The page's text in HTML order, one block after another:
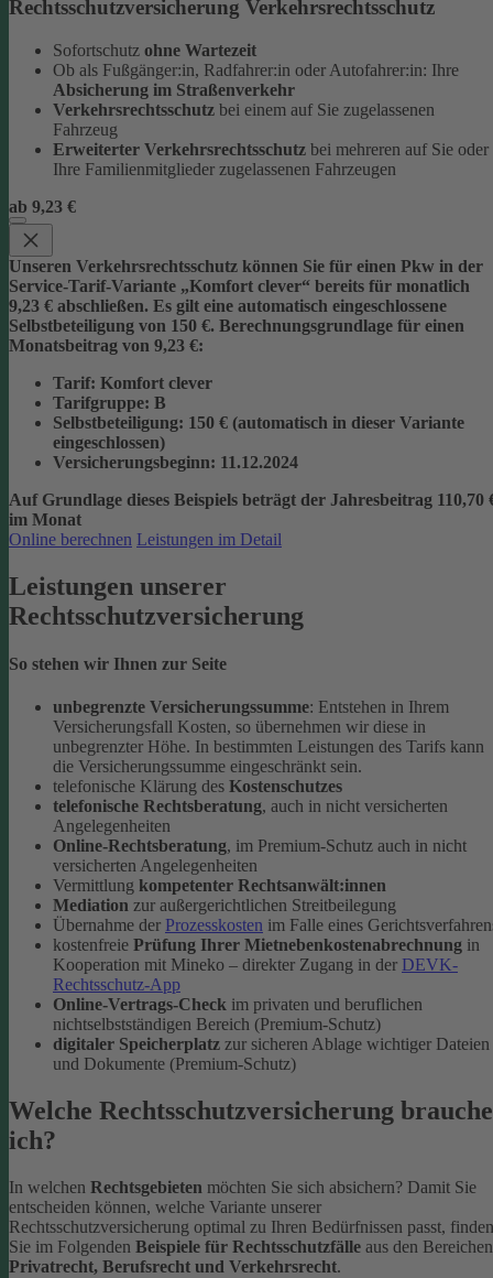
Rechtsschutzversicherung Verkehrsrechtsschutz
Sofortschutz ohne Wartezeit
Ob als Fußgänger:in, Radfahrer:in oder Autofahrer:in: Ihre
Absicherung im Straßenverkehr
Verkehrsrechtsschutz bei einem auf Sie zugelassenen
Fahrzeug
Erweiterter Verkehrsrechtsschutz bei mehreren auf Sie oder
Ihre Familienmitglieder zugelassenen Fahrzeugen
ab 9,23 €
Unseren Verkehrsrechtsschutz können Sie für einen Pkw in der
Service-Tarif-Variante „Komfort clever“ bereits für monatlich
9,23 € abschließen. Es gilt eine automatisch eingeschlossene
Selbstbeteiligung von 150 €. Berechnungsgrundlage für einen
Monatsbeitrag von 9,23 €:
Tarif: Komfort clever
Tarifgruppe: B
Selbstbeteiligung: 150 € (automatisch in dieser Variante
eingeschlossen)
Versicherungsbeginn: 11.12.2024
Auf Grundlage dieses Beispiels beträgt der Jahresbeitrag 110,70
im Monat
Online berechnen Leistungen im Detail
Leistungen unserer
Rechtsschutzversicherung
So stehen wir Ihnen zur Seite
unbegrenzte Versicherungssumme: Entstehen in Ihrem
Versicherungsfall Kosten, so übernehmen wir diese in
unbegrenzter Höhe. In bestimmten Leistungen des Tarifs kann
die Versicherungssumme eingeschränkt sein.
telefonische Klärung des Kostenschutzes
telefonische Rechtsberatung, auch in nicht versicherten
Angelegenheiten
Online-Rechtsberatung, im Premium-Schutz auch in nicht
versicherten Angelegenheiten
Vermittlung kompetenter Rechtsanwält:innen
Mediation zur außergerichtlichen Streitbeilegung
Übernahme der Prozesskosten im Falle eines
kostenfreie Prüfung Ihrer Mietnebenkostenabrechnung in
Kooperation mit Mineko – direkter Zugang in der DEVK-
Rechtsschutz-App
Online-Vertrags-Check im privaten und beruflichen
nichtselbstständigen Bereich (Premium-Schutz)
digitaler Speicherplatz zur sicheren Ablage wichtiger Dateien
und Dokumente (Premium-Schutz)
Welche Rechtsschutzversicherung brauche
ich?
In welchen Rechtsgebieten möchten Sie sich absichern? Damit Sie
entscheiden können, welche Variante unserer
Rechtsschutzversicherung optimal zu Ihren Bedürfnissen passt, finden
Sie im Folgenden Beispiele für Rechtsschutzfälle aus den Bereichen
Privatrecht, Berufsrecht und Verkehrsrecht.